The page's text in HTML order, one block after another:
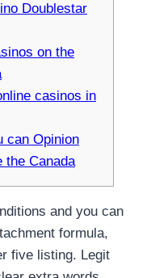
Doublestar
on the
casinos in
can Opinion
the Canada
and you can
formula,
five listing. Legit